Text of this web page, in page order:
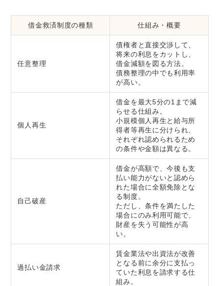
借金救済制度の種類 仕組み・概要
任意整理
債権者と直接交渉して、
将来の利息をカットし、
借金減額を図る方法。
債務整理の中でも利用率
が高い。
個人再生
借金を最大5分の1まで減
らせる仕組み。
小規模個人再生と給与所
得者等再生に分けられ、
それぞれ認められるため
の条件や金額は異なる。
自己破産
借金が高額で、今後も支
払い能力がないと認めら
れた場合に全額免除とな
る制度。
ただし、条件を満たした
場合にのみ利用可能で、
財産を失う可能性が高
い。
過払い金請求
賃金業法や出資法が改善
となる前に余分に支払っ
ていた利息を請求する仕
組み。